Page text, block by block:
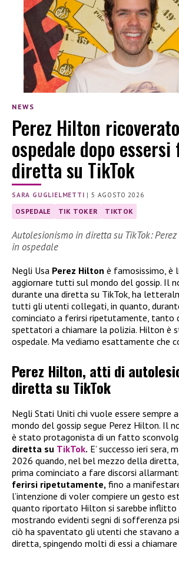
NEWS
Perez Hilton
ospedale dopo
diretta su TikTok
SARA GUGLIELMETTI | 5 AGOSTO 2026
OSPEDALE TIK TOKER TIKTOK
Autolesionismo in diretta su TikTok:
in ospedale
Negli Usa Perez Hilton è famosissimo, è
aggiornare tutti sul mondo del gossip. Il
durante una diretta su TikTok, ha
tutti gli utenti collegati, in quanto,
cominciato a ferirsi ripetutamente, tanto
spettatori a chiamare la polizia. Hilton è
ospedale. Ma vediamo esattamente che
Perez Hilton, atti di
diretta su TikTok
Negli Stati Uniti chi vuole essere sempre
mondo del gossip segue Perez Hilton. Il
è stato protagonista di un fatto
diretta su TikTok. E’ successo ieri sera,
2026 quando, nel bel mezzo della
prima cominciato a fare discorsi
ferirsi ripetutamente, fino a
l’intenzione di voler compiere un gesto
quanto riportato Hilton si sarebbe inflitto
mostrando evidenti segni di sofferenza
ciò ha spaventato gli utenti che stavano
diretta, spingendo molti di essi a